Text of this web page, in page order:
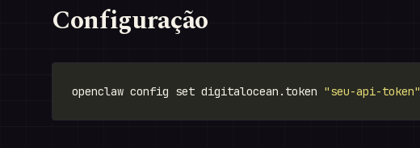
Configuração
openclaw config set digitalocean.token "seu-api-token"